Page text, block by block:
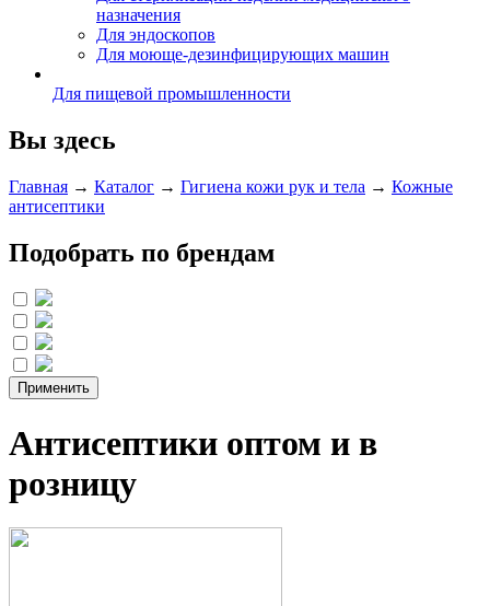
назначения
Для эндоскопов
Для моюще-дезинфицирующих машин
Для пищевой промышленности
Вы здесь
Главная → Каталог → Гигиена кожи рук и тела → Кожные
антисептики
Подобрать по брендам
Антисептики оптом и в
розницу